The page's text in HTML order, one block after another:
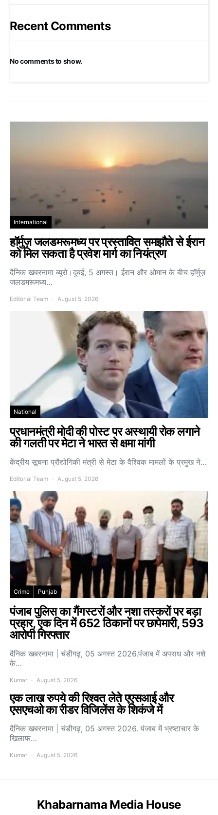
Recent Comments
No comments to show.
International
हॉर्मुज़ जलडमरूमध्य पर प्रस्तावित समझौते से ईरान
को मिल सकता है प्रवेश मार्ग का नियंत्रण
दैनिक खबरनामा ब्यूरो।दुबई, 5 अगस्त। ईरान और ओमान के बीच हॉर्मुज़
जलडमरूमध्य…
Editorial Team August 5, 2026
National
प्रधानमंत्री मोदी की पोस्ट पर अस्थायी रोक लगाने
की गलती पर मेटा ने भारत से क्षमा मांगी
केंद्रीय सूचना प्रौद्योगिकी मंत्री से मेटा के वैश्विक मामलों के प्रमुख ने…
Editorial Team August 5, 2026
Crime Punjab
पंजाब पुलिस का गैंगस्टरों और नशा तस्करों पर बड़ा
प्रहार, एक दिन में 652 ठिकानों पर छापेमारी, 593
आरोपी गिरफ्तार
दैनिक खबरनामा | चंडीगढ़, 05 अगस्त 2026.पंजाब में अपराध और नशे
के…
Kumar August 5, 2026
एक लाख रुपये की रिश्वत लेते एएसआई और
एसएचओ का रीडर विजिलेंस के शिकंजे में
दैनिक खबरनामा | चंडीगढ़, 05 अगस्त 2026. पंजाब में भ्रष्टाचार के
खिलाफ…
Kumar August 5, 2026
Khabarnama Media House